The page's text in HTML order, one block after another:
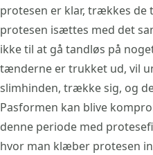
protesen er klar, trækkes de
protesen isættes med det
ikke til at gå tandløs på
tænderne er trukket ud, vil
slimhinden, trække sig, og
Pasformen kan blive
denne periode med
hvor man klæber protesen